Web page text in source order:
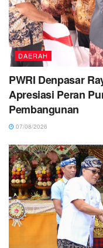
DAERAH
PWRI Denpasar
Apresiasi Peran
Pembangunan
07/08/2026